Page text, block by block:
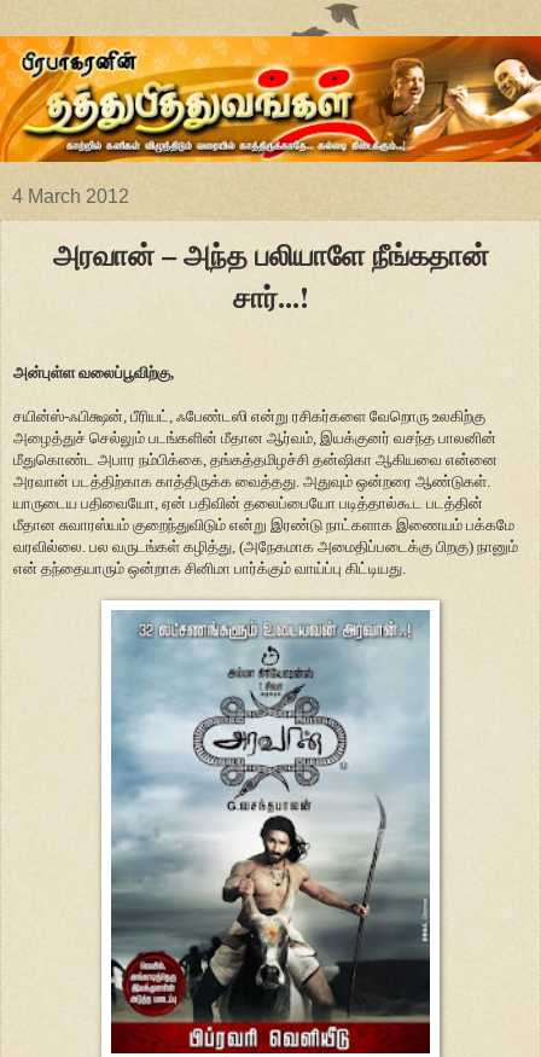
4 March 2012
அரவான் – அந்த பலியாளே நீங்கதான்
சார்...!
அன்புள்ள வலைப்பூவிற்கு,
சயின்ஸ்-ஃபிக்ஷன், பீரியட், ஃபேண்டஸி என்று ரசிகர்களை வேறொரு உலகிற்கு
அழைத்துச் செல்லும் படங்களின் மீதான ஆர்வம், இயக்குனர் வசந்த பாலனின்
மீதுகொண்ட அபார நம்பிக்கை, தங்கத்தமிழச்சி தன்ஷிகா ஆகியவை என்னை
அரவான் படத்திற்காக காத்திருக்க வைத்தது. அதுவும் ஒன்றரை ஆண்டுகள்.
யாருடைய பதிவையோ, ஏன் பதிவின் தலைப்பையோ படித்தால்கூட படத்தின்
மீதான சுவாரஸ்யம் குறைந்துவிடும் என்று இரண்டு நாட்களாக இணையம் பக்கமே
வரவில்லை. பல வருடங்கள் கழித்து, (அநேகமாக அமைதிப்படைக்கு பிறகு) நானும்
என் தந்தையாரும் ஒன்றாக சினிமா பார்க்கும் வாய்ப்பு கிட்டியது.